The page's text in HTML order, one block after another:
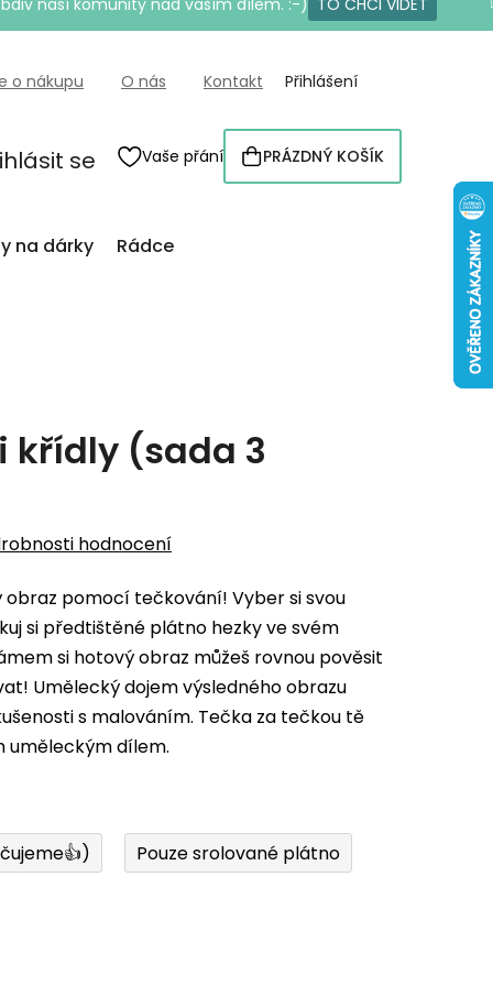
naší komunity nad vaším dílem. :-) TO CHCI VIDĚT
o nákupu O nás Kontakt Přihlášení
se Vaše přání
NÁKUPNÍ
KOŠÍK
PRÁZDNÝ KOŠÍK
na dárky Rádce
křídly (sada 3
hodnocení
obraz pomocí tečkování! Vyber si svou
si předtištěné plátno hezky ve svém
si hotový obraz můžeš rovnou pověsit
Umělecký dojem výsledného obrazu
s malováním. Tečka za tečkou tě
dílem.
Pouze srolované plátno